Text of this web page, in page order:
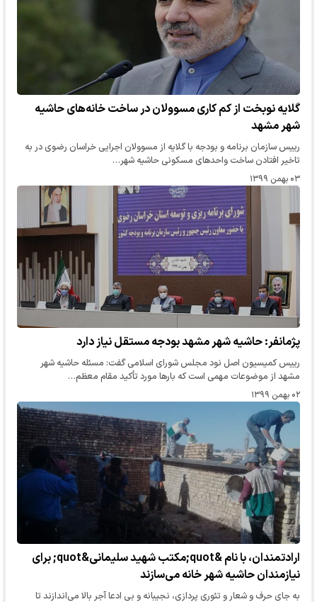
گلایه نوبخت از کم کاری مسوولان در ساخت خانه‌های حاشیه
شهر مشهد
رییس سازمان برنامه و بودجه با گلایه از مسوولان اجرایی خراسان رضوی در به
تاخیر افتادن ساخت واحدهای مسکونی حاشیه شهر…
۰۳ بهمن ۱۳۹۹
پژمانفر: حاشیه شهر مشهد بودجه‌ مستقل نیاز دارد
رییس کمیسیون اصل نود مجلس شورای اسلامی گفت: مسئله حاشیه شهر
مشهد از موضوعات مهمی است که بارها مورد تأکید مقام معظم…
۰۲ بهمن ۱۳۹۹
ارادتمندان، با نام &quot;مکتب شهید سلیمانی&quot; برای
نیازمندان حاشیه شهر خانه می‌سازند
به جای حرف و شعار و تئوری پردازی، نجیبانه و بی ادعا آجر بالا می‌اندازند تا